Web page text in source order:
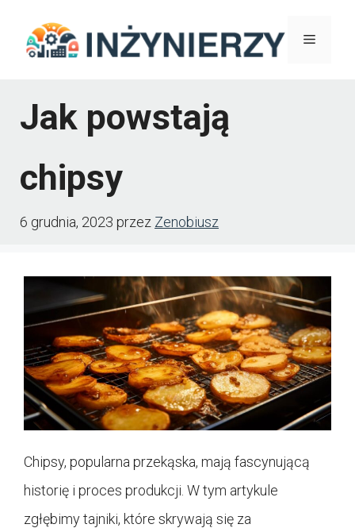
Menu
Jak powstają
chipsy
6 grudnia, 2023 przez Zenobiusz
Chipsy, popularna przekąska, mają fascynującą
historię i proces produkcji. W tym artykule
zgłębimy tajniki, które skrywają się za